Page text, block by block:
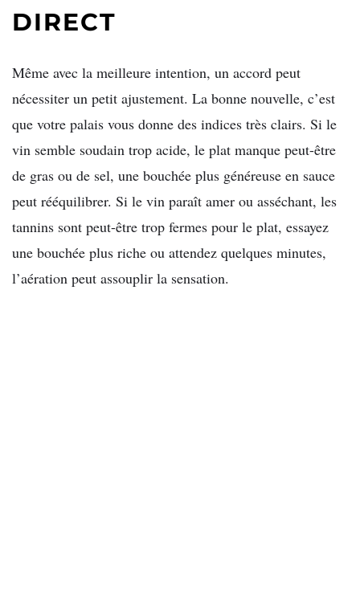
DIRECT
Même avec la meilleure intention, un accord peut
nécessiter un petit ajustement. La bonne nouvelle, c’est
que votre palais vous donne des indices très clairs. Si le
vin semble soudain trop acide, le plat manque peut-être
de gras ou de sel, une bouchée plus généreuse en sauce
peut rééquilibrer. Si le vin paraît amer ou asséchant, les
tannins sont peut-être trop fermes pour le plat, essayez
une bouchée plus riche ou attendez quelques minutes,
l’aération peut assouplir la sensation.